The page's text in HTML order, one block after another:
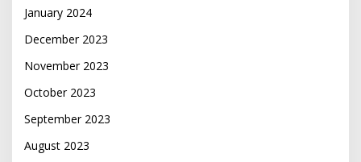
January 2024
December 2023
November 2023
October 2023
September 2023
August 2023